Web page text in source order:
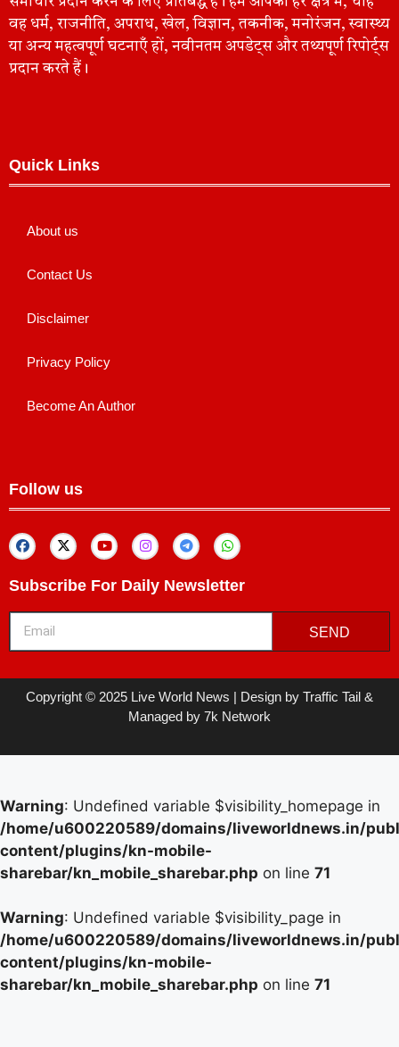
वह धर्म, राजनीति, अपराध, खेल, विज्ञान, तकनीक, मनोरंजन, स्वास्थ्य
या अन्य महत्वपूर्ण घटनाएँ हों, नवीनतम अपडेट्स और तथ्यपूर्ण रिपोर्ट्स
प्रदान करते हैं।
Quick Links
About us
Contact Us
Disclaimer
Privacy Policy
Become An Author
Follow us
Subscribe For Daily Newsletter
SEND
Copyright © 2025 Live World News | Design by Traffic Tail &
Managed by 7k Network
Warning: Undefined variable $visibility_homepage in
/home/u600220589/domains/liveworldnews.in/
content/plugins/kn-mobile-
sharebar/kn_mobile_sharebar.php on line 71
Warning: Undefined variable $visibility_page in
/home/u600220589/domains/liveworldnews.in/
content/plugins/kn-mobile-
sharebar/kn_mobile_sharebar.php on line 71